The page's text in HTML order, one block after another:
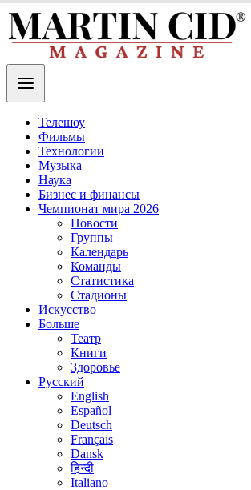
Телешоу
Фильмы
Технологии
Музыка
Наука
Бизнес и финансы
Чемпионат мира 2026
Новости
Группы
Календарь
Команды
Статистика
Стадионы
Искусство
Больше
Театр
Книги
Здоровье
Русский
English
Español
Deutsch
Français
Dansk
हिन्दी
Italiano